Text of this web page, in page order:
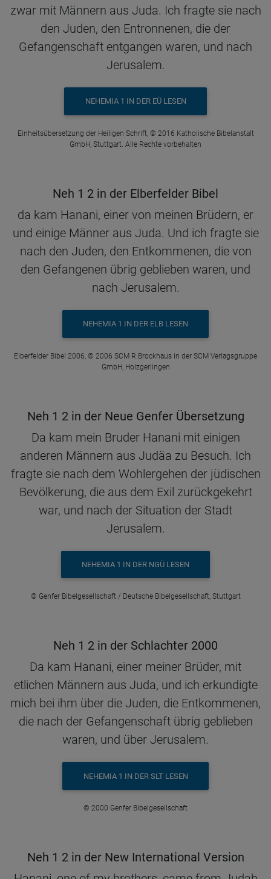
zwar mit Männern aus Juda. Ich fragte sie nach
den Juden, den Entronnenen, die der
Gefangenschaft entgangen waren, und nach
Jerusalem.
NEHEMIA 1 IN DER EÜ LESEN
Einheitsübersetzung der Heiligen Schrift, © 2016 Katholische Bibelanstalt
GmbH, Stuttgart. Alle Rechte vorbehalten
Neh 1 2 in der Elberfelder Bibel
da kam Hanani, einer von meinen Brüdern, er
und einige Männer aus Juda. Und ich fragte sie
nach den Juden, den Entkommenen, die von
den Gefangenen übrig geblieben waren, und
nach Jerusalem.
NEHEMIA 1 IN DER ELB LESEN
Elberfelder Bibel 2006, © 2006 SCM R.Brockhaus in der SCM Verlagsgruppe
GmbH, Holzgerlingen
Neh 1 2 in der Neue Genfer Übersetzung
Da kam mein Bruder Hanani mit einigen
anderen Männern aus Judäa zu Besuch. Ich
fragte sie nach dem Wohlergehen der jüdischen
Bevölkerung, die aus dem Exil zurückgekehrt
war, und nach der Situation der Stadt
Jerusalem.
NEHEMIA 1 IN DER NGÜ LESEN
© Genfer Bibelgesellschaft / Deutsche Bibelgesellschaft, Stuttgart
Neh 1 2 in der Schlachter 2000
Da kam Hanani, einer meiner Brüder, mit
etlichen Männern aus Juda, und ich erkundigte
mich bei ihm über die Juden, die Entkommenen,
die nach der Gefangenschaft übrig geblieben
waren, und über Jerusalem.
NEHEMIA 1 IN DER SLT LESEN
© 2000 Genfer Bibelgesellschaft
Neh 1 2 in der New International Version